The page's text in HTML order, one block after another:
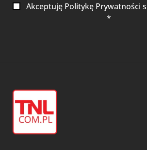
Akceptuję Politykę Prywatności
*